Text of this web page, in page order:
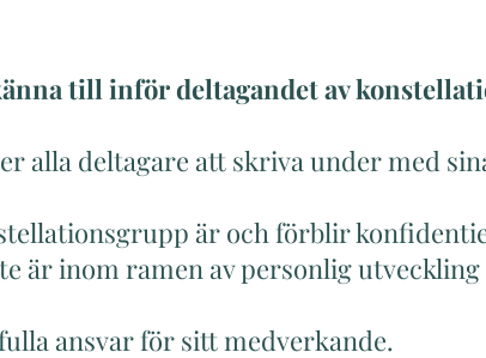
till inför deltagandet av
alla deltagare att skriva under med
är och förblir
är inom ramen av personlig
ansvar för sitt medverkande.